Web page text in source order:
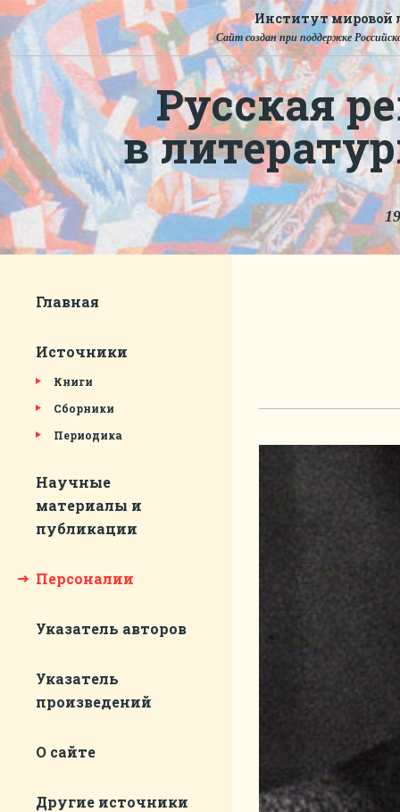
Институт мировой
Сайт создан при поддержке
Русская
в
Главная
Источники
Книги
Сборники
Периодика
Научные
материалы и
публикации
Персоналии
Указатель авторов
Указатель
произведений
О сайте
Другие источники